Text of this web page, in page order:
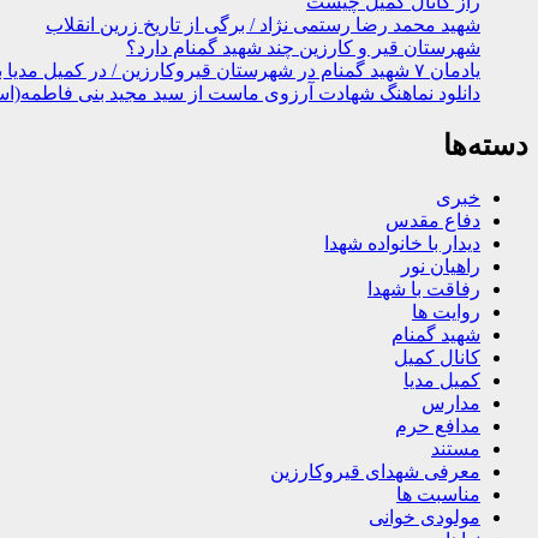
شهید محمد رضا رستمی نژاد / برگی از تاریخ زرین انقلاب
شهرستان قیر و کارزین چند شهید گمنام دارد؟
یادمان ۷ شهید گمنام در شهرستان قیروکارزین / در کمیل مدیا ببینید
دانلود نماهنگ شهادت آرزوی ماست از سید مجید بنی
دسته‌ها
خبری
دفاع مقدس
دیدار با خانواده شهدا
راهیان نور
رفاقت با شهدا
روایت ها
شهید گمنام
کانال کمیل
کمیل مدیا
مدارس
مدافع حرم
مستند
معرفی شهدای قیروکارزین
مناسبت ها
مولودی خوانی